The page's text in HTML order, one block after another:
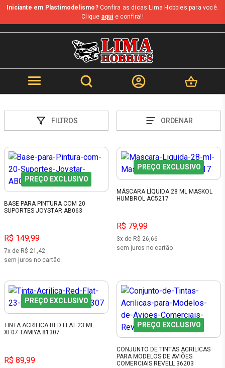
Iniciante em Plastimodelismo?Confira as dicas Lima Hobbies para você.
Clique aqui e confira!!
FILTROS ORDENAR
PREÇO EXCLUSIVO
BASE PARA PINTURA COM 20
SUPORTES JOYSTAR AB063
R$ 149,99
7x de R$ 21,42
sem juros no cartão
PREÇO EXCLUSIVO
MÁSCARA LÍQUIDA 28 ML MASKOL
HUMBROL AC5217
R$ 79,99
3x de R$ 26,66
sem juros no cartão
PREÇO EXCLUSIVO
TINTA ACRILICA RED FLAT 23 ML
XF07 TAMIYA 81307
R$ 89,99
PREÇO EXCLUSIVO
CONJUNTO DE TINTAS ACRÍLICAS
PARA MODELOS DE AVIÕES
COMERCIAIS REVELL 36203